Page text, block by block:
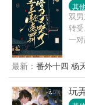
其
双
转
一
勿
宠
间
功
最新： 番外十四 杨
玩